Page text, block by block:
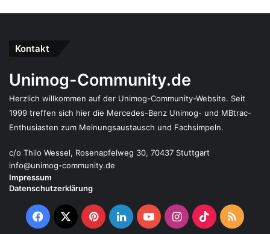
Kontakt
Unimog-Community.de
Herzlich willkommen auf der Unimog-Community-Website. Seit
1999 treffen sich hier die Mercedes-Benz Unimog- und MBtrac-
Enthusiasten zum Meinungsaustausch und Fachsimpeln.
c/o Thilo Wessel, Rosenapfelweg 30, 70437 Stuttgart
info@unimog-community.de
Impressum
Datenschutzerklärung
Facebook
X PinterestLinkedInYouTubeInstagram
TikTokRSS